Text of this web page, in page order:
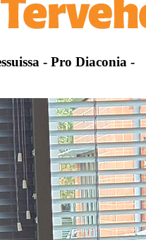
- Pro Diaconia -